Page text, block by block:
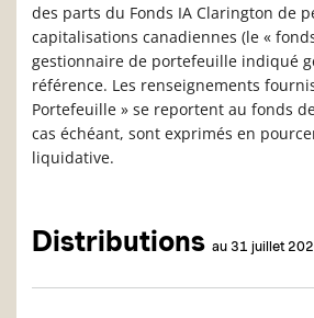
des parts du Fonds IA Clarington de
capitalisations canadiennes (le «
gestionnaire de portefeuille indiqué
référence. Les renseignements
Portefeuille » se reportent au fonds
cas échéant, sont exprimés en
liquidative.
Distributions au 31 juillet